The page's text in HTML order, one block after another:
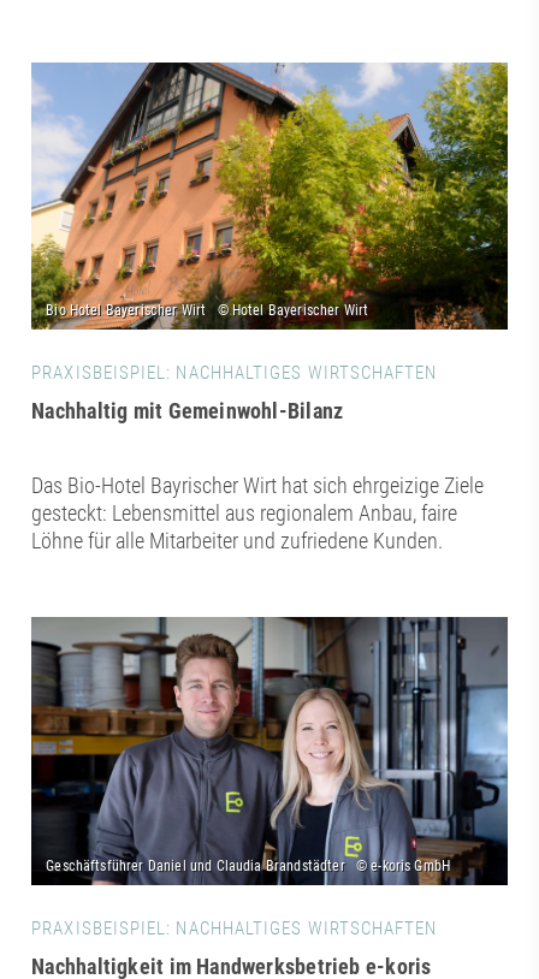
PRAXISBEISPIEL: NACHHALTIGES WIRTSCHAFTEN
Nachhaltig mit Gemeinwohl-Bilanz
Das Bio-Hotel Bayrischer Wirt hat sich ehrgeizige Ziele
gesteckt: Lebensmittel aus regionalem Anbau, faire
Löhne für alle Mitarbeiter und zufriedene Kunden.
PRAXISBEISPIEL: NACHHALTIGES WIRTSCHAFTEN
Nachhaltigkeit im Handwerksbetrieb e-koris